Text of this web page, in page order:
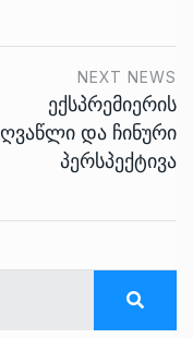
NEXT NEWS
ექსპრემიერის
ღვაწლი და ჩინური
პერსპექტივა